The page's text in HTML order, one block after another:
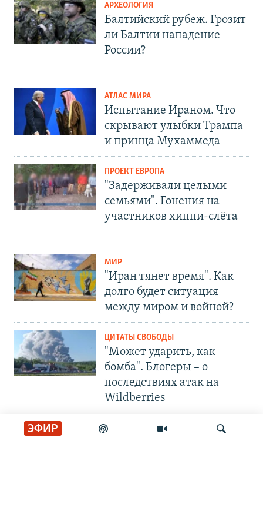
ЭФИР
АРХЕОЛОГИЯ
Балтийский рубеж. Грозит
ли Балтии нападение
России?
АТЛАС МИРА
Испытание Ираном. Что
скрывают улыбки Трампа
и принца Мухаммеда
ПРОЕКТ ЕВРОПА
"Задерживали целыми
семьями". Гонения на
участников хиппи-слёта
МИР
"Иран тянет время". Как
долго будет ситуация
между миром и войной?
ЦИТАТЫ СВОБОДЫ
"Может ударить, как
бомба". Блогеры – о
последствиях атак на
Wildberries